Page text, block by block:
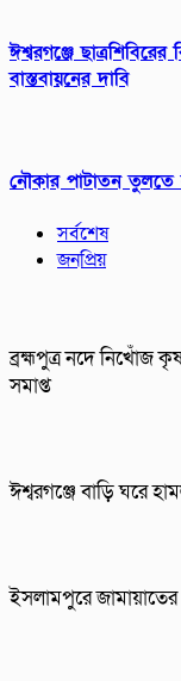
ঈশ্বরগঞ্জে
বাস্তবায়নের দাবি
নৌকার পাটাতন তুলতে
সর্বশেষ
জনপ্রিয়
ব্রহ্মপুত্র নদে নিখোঁজ
সমাপ্ত
ঈশ্বরগঞ্জে বাড়ি ঘরে
ইসলামপুরে